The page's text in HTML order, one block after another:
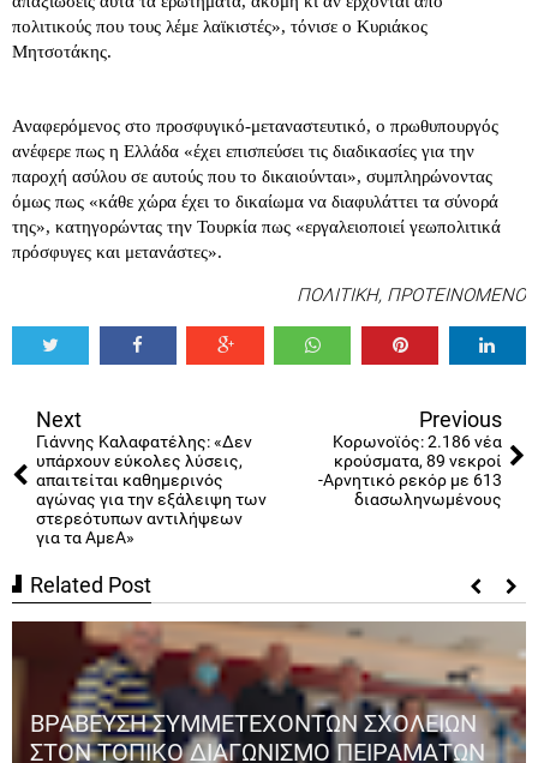
πολιτικούς που τους λέμε λαϊκιστές», τόνισε ο Κυριάκος
Μητσοτάκης.
Αναφερόμενος στο προσφυγικό-μεταναστευτικό, ο πρωθυπουργός
ανέφερε πως η Ελλάδα «έχει επισπεύσει τις διαδικασίες για την
παροχή ασύλου σε αυτούς που το δικαιούνται», συμπληρώνοντας
όμως πως «κάθε χώρα έχει το δικαίωμα να διαφυλάττει τα σύνορά
της», κατηγορώντας την Τουρκία πως «εργαλειοποιεί γεωπολιτικά
πρόσφυγες και μετανάστες».
ΠΟΛΙΤΙΚΗ, ΠΡΟΤΕΙΝΟΜΕΝΟ
Next
Γιάννης Καλαφατέλης: «Δεν
υπάρχουν εύκολες λύσεις,
απαιτείται καθημερινός
αγώνας για την εξάλειψη των
στερεότυπων αντιλήψεων
για τα ΑμεΑ»
Previous
Κορωνοϊός: 2.186 νέα
κρούσματα, 89 νεκροί
-Αρνητικό ρεκόρ με 613
διασωληνωμένους
Related Post
ΒΡΑΒΕΥΣΗ ΣΥΜΜΕΤΕΧΟΝΤΩΝ ΣΧΟΛΕΙΩΝ
ΣΤΟΝ ΤΟΠΙΚΟ ΔΙΑΓΩΝΙΣΜΟ ΠΕΙΡΑΜΑΤΩΝ